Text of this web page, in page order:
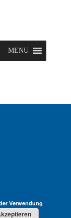
MENU
Verwendung